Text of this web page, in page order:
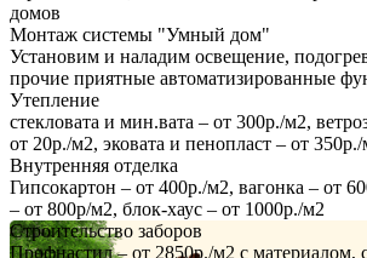
домов
Монтаж системы "Умный дом"
Установим и наладим освещение,
прочие приятные автоматизированные
Утепление
стекловата и мин.вата – от 300р./м2,
от 20р./м2, эковата и пенопласт – от 350р./
Внутренняя отделка
Гипсокартон – от 400р./м2, вагонка – от
– от 800р/м2, блок-хаус – от 1000р./м2
Строительство заборов
Профнастил – от 2850р./м2 с материалом,